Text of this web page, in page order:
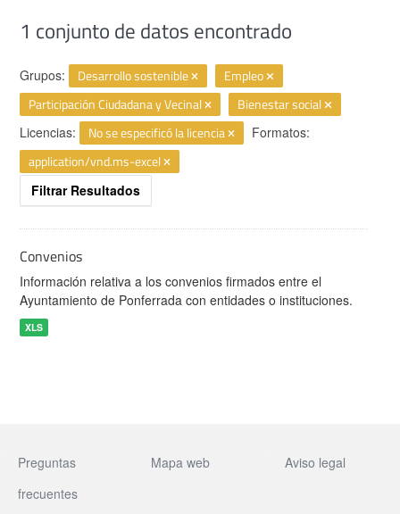
1 conjunto de datos encontrado
Grupos: Desarrollo sostenible
Empleo
Participación Ciudadana y Vecinal
Bienestar social
Licencias: No se especificó la licencia Formatos:
application/vnd.ms-excel
Filtrar Resultados
Convenios
Información relativa a los convenios firmados entre el
Ayuntamiento de Ponferrada con entidades o instituciones.
XLS
Preguntas
frecuentes
Mapa web Aviso legal